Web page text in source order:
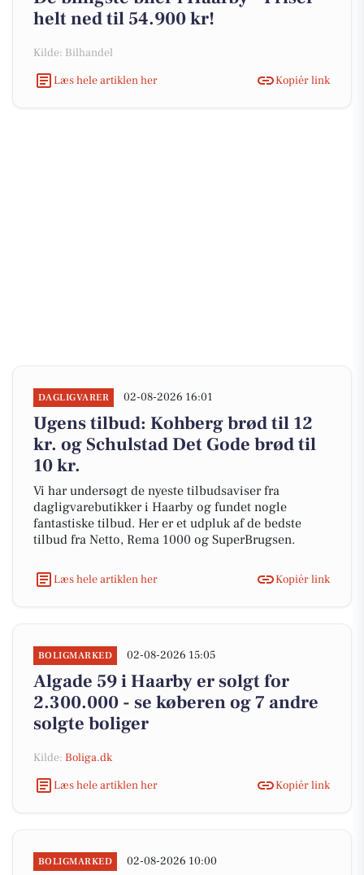
helt ned til 54.900 kr!
Kilde: Bilhandel
Læs hele artiklen her
Kopiér link
DAGLIGVARER 02-08-2026 16:01
Ugens tilbud: Kohberg brød til 12
kr. og Schulstad Det Gode brød til
10 kr.
Vi har undersøgt de nyeste tilbudsaviser fra
dagligvarebutikker i Haarby og fundet nogle
fantastiske tilbud. Her er et udpluk af de bedste
tilbud fra Netto, Rema 1000 og SuperBrugsen.
Læs hele artiklen her Kopiér link
BOLIGMARKED 02-08-2026 15:05
Algade 59 i Haarby er solgt for
2.300.000 - se køberen og 7 andre
solgte boliger
Kilde: Boliga.dk
Læs hele artiklen her
Kopiér link
BOLIGMARKED 02-08-2026 10:00